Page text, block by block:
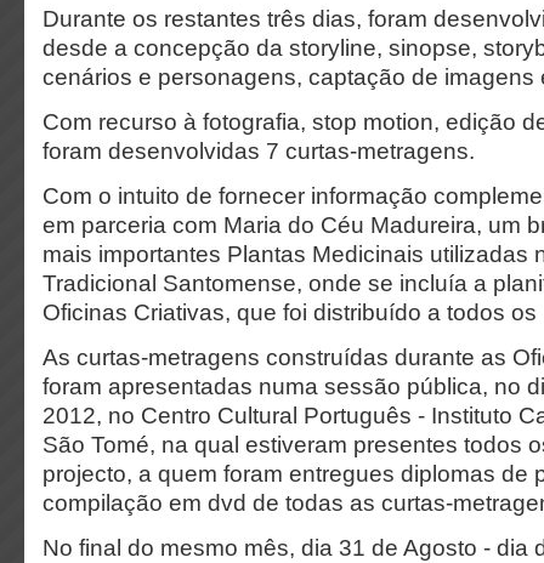
Durante os restantes três dias, foram
desde a concepção da storyline, sinopse,
cenários e personagens, captação de imagens
Com recurso à fotografia, stop motion, edição
foram desenvolvidas 7 curtas-metragens.
Com o intuito de fornecer informação
em parceria com Maria do Céu Madureira, um
mais importantes Plantas Medicinais utilizadas
Tradicional Santomense, onde se incluía a
Oficinas Criativas, que foi distribuído a todos
As curtas-metragens construídas durante as
foram apresentadas numa sessão pública, no
2012, no Centro Cultural Português - Instituto
São Tomé, na qual estiveram presentes todos
projecto, a quem foram entregues diplomas de
compilação em dvd de todas as curtas-
No final do mesmo mês, dia 31 de Agosto - dia